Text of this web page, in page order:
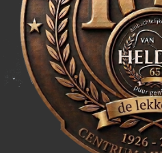
de ijsspecialist
flakkeecialiteiten
skitaart
webshop